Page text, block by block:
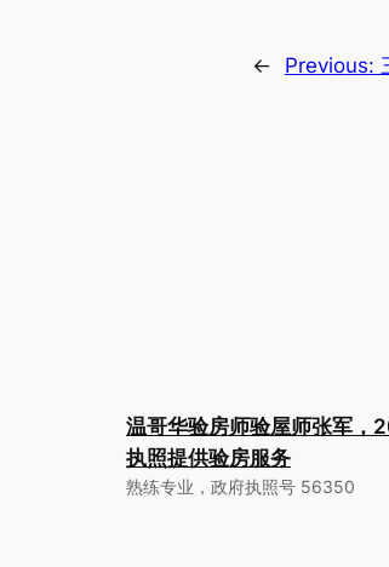
← Previous:
温哥华验房师验屋师张军，
执照提供验房服务
熟练专业，政府执照号 56350